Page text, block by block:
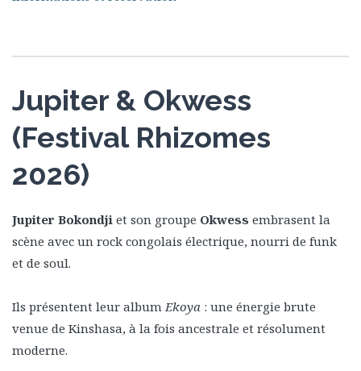
Jupiter & Okwess
(Festival Rhizomes
2026)
Jupiter Bokondji et son groupe Okwess embrasent la
scène avec un rock congolais électrique, nourri de funk
et de soul.
Ils présentent leur albumEkoya : une énergie brute
venue de Kinshasa, à la fois ancestrale et résolument
moderne.